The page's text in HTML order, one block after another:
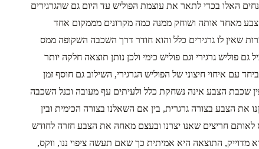
מאוד (1/1000 עד 1/3000 מגודל של גרגר חול) ואנו משתמשים במונחים האלו בכדי לתאר את עוצמת הפוליש עד היום גם שהגרגירים
הצבע מאחד אותה ושוחק ממנה כמה מקרונים מממקום אחד
שאין לו גרגירים כלל והוא חודר דרך השכבה השקופה ממס
גרגירי וגם פוליש כימי ולכן נותן תוצאה חלקה יותר
איחוי חיצוני של הפוליש הגרגירי, השילוב גם חוסף זמן
שכבת הצבע אינה נשחקת כלל ולעיתים עף מעובה וכנל השכבה
הצבע בצורה גרגרית, בין אם השאלנו בצורה הכימית ובין
לאותם חריצים שאנו יצרנו ובעצם מאחה את הצבע חזרה לחודש
התוצאה היא אמיתית כך שאם תעשה ציפוי ננו, ווקס,